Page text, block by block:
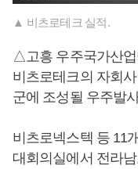
▲ 비츠로테크 실적.
△고흥 우주국가산
비츠로테크의 자회
군에 조성될 우주발
비츠로넥스텍 등 11
대회의실에서 전라